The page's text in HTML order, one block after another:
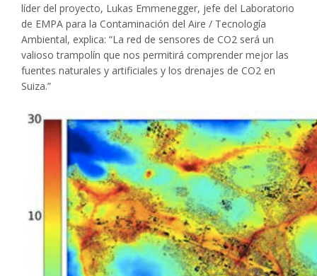
líder del proyecto, Lukas Emmenegger, jefe del Laboratorio
de EMPA para la Contaminación del Aire / Tecnología
Ambiental, explica: “La red de sensores de CO2 será un
valioso trampolín que nos permitirá comprender mejor las
fuentes naturales y artificiales y los drenajes de CO2 en
Suiza.”